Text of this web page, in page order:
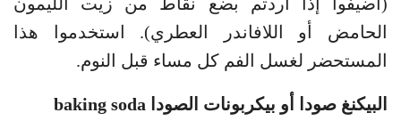
الحامض أو اللافاندر العطري). استخدموا هذا
المستحضر لغسل الفم كل مساء قبل النوم.
البيكنغ صودا أو بيكربونات الصودا baking soda